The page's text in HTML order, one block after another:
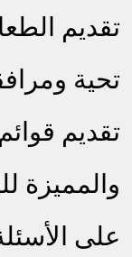
تقديم
تحية
تقديم
والمميزة
على